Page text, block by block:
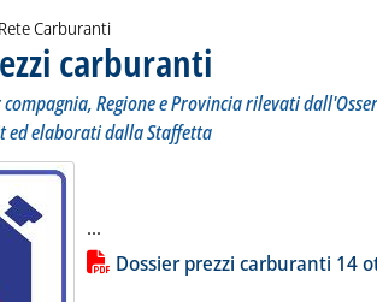
Carburanti
carburanti
Regione e Provincia rilevati
ed elaborati dalla Staffetta
...
PDF alla notiziaDossier prezzi carburanti 14